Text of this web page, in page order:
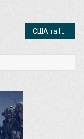
США та Індія домовилися про нову торговельну угоду